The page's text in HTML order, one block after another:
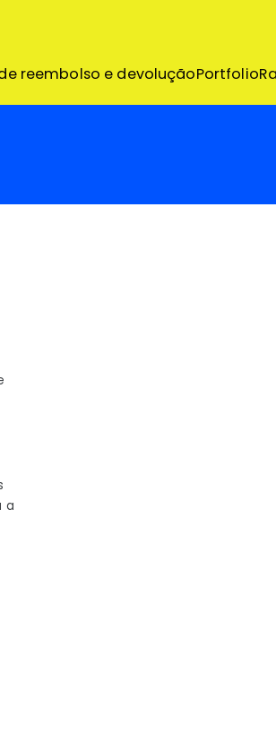
reembolso e devoluçãoPortfolio
a